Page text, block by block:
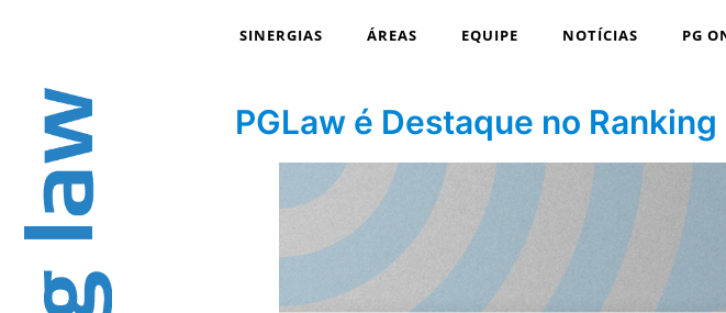
SINERGIAS ÁREAS EQUIPE NOTÍCIAS PG
PGLaw é Destaque no